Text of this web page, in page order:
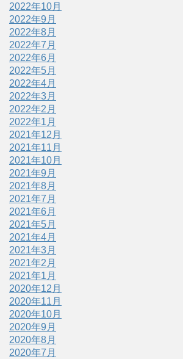
2022年10月
2022年9月
2022年8月
2022年7月
2022年6月
2022年5月
2022年4月
2022年3月
2022年2月
2022年1月
2021年12月
2021年11月
2021年10月
2021年9月
2021年8月
2021年7月
2021年6月
2021年5月
2021年4月
2021年3月
2021年2月
2021年1月
2020年12月
2020年11月
2020年10月
2020年9月
2020年8月
2020年7月